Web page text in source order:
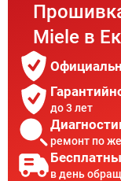
Miele в
до 3 лет
ремонт по
в день